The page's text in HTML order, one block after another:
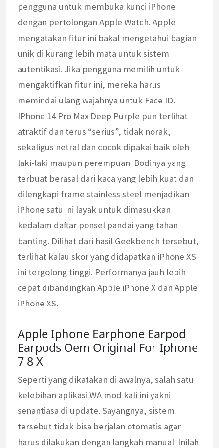
pengguna untuk membuka kunci iPhone
dengan pertolongan Apple Watch. Apple
mengatakan fitur ini bakal mengetahui bagian
unik di kurang lebih mata untuk sistem
autentikasi. Jika pengguna memilih untuk
mengaktifkan fitur ini, mereka harus
memindai ulang wajahnya untuk Face ID.
IPhone 14 Pro Max Deep Purple pun terlihat
atraktif dan terus “serius”, tidak norak,
sekaligus netral dan cocok dipakai baik oleh
laki-laki maupun perempuan. Bodinya yang
terbuat berasal dari kaca yang lebih kuat dan
dilengkapi frame stainless steel menjadikan
iPhone satu ini layak untuk dimasukkan
kedalam daftar ponsel pandai yang tahan
banting. Dilihat dari hasil Geekbench tersebut,
terlihat kalau skor yang didapatkan iPhone XS
ini tergolong tinggi. Performanya jauh lebih
cepat dibandingkan Apple iPhone X dan Apple
iPhone XS.
Apple Iphone Earphone Earpod
Earpods Oem Original For Iphone
7 8 X
Seperti yang dikatakan di awalnya, salah satu
kelebihan aplikasi WA mod kali ini yakni
senantiasa di update. Sayangnya, sistem
tersebut tidak bisa berjalan otomatis agar
harus dilakukan dengan langkah manual. Inilah